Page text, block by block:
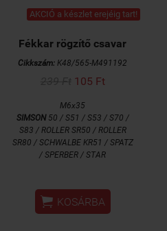
AKCIÓ a készlet erejéig tart!
Fékkar rögzítő csavar
Cikkszám: K48/565-M491192
105 Ft
M6x35
SIMSON50 / S51 / S53 / S70 /
S83 / ROLLER SR50 / ROLLER
SR80 / SCHWALBE KR51 / SPATZ
/ SPERBER / STAR
 KOSÁRBA